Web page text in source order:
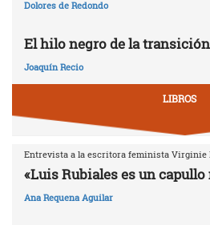
Dolores de Redondo
El hilo negro de la
Joaquín Recio
LIBROS
Entrevista a la escritora feminista Virginie
«Luis Rubiales es un
Ana Requena Aguilar